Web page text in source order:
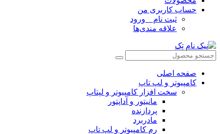
حساب کاربری من
ثبت نام _ ورود
علاقه مندی‌ها
صفحه اصلی
کامپیوتر و‌‌‌‌‌ لپ تاپ
سخت افزار کامپیوتر و لپتاپ
مانیتور و آداپتور
پردازنده
مادربرد
رم کامپیوتر و لپ تاپ